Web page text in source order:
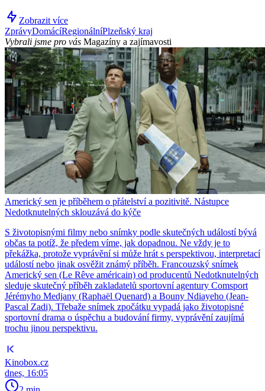
Zobrazit více
ZprávyDomácíRegionálníPlzeňský kraj
Vybrali jsme pro vás Magazíny a zajímavosti
Americký sen je příběhem o přátelství a pozitivitě. Nástupce
Nedotknutelných sklouzává do kýče
S životopisnými filmy nebo snímky podle skutečných událostí bývá
občas ta potíž, že předem víme, jak dopadnou. Ne vždy je to
překážka, protože vyprávění si může hrát s perspektivou, interpretací
událostí nebo jinak osvěžit známý příběh. Francouzský snímek
Americký sen (Le Rêve américain) od producentů Nedotknutelných
sleduje skutečný příběh zakladatelů sportovní agentury Comsport
Jérémyho Medjany (Raphaël Quenard) a Bouny Ndiayeho (Jean-
Pascal Zadi). Třebaže snímek zpočátku vypadá jako životopisné
sportovní drama o úspěchu a budování firmy, vyprávění zaujímá
trochu jinou perspektivu.
Kinobox.cz
dnes, 16:05